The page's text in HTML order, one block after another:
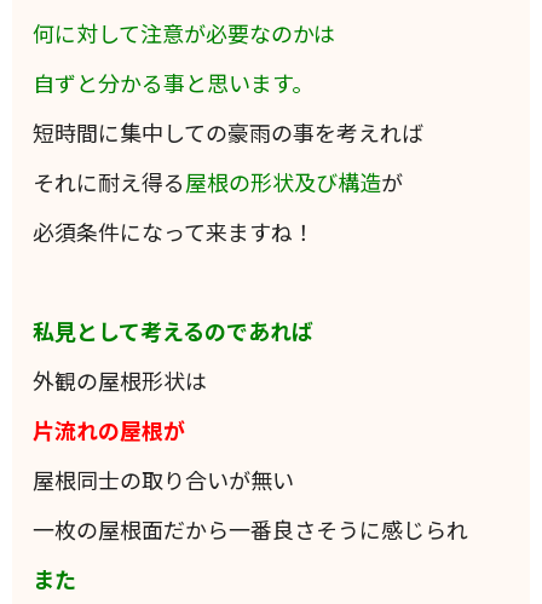
何に対して注意が必要なのかは
自ずと分かる事と思います。
短時間に集中しての豪雨の事を考えれば
それに耐え得る屋根の形状及び構造が
必須条件になって来ますね！
私見として考えるのであれば
外観の屋根形状は
片流れの屋根が
屋根同士の取り合いが無い
一枚の屋根面だから一番良さそうに感じられ
また